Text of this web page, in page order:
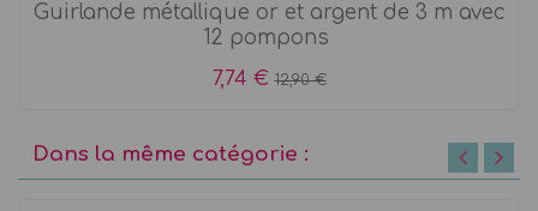
Guirlande métallique or et argent de 3 m avec
12 pompons
7,74 €12,90 €
Dans la même catégorie :